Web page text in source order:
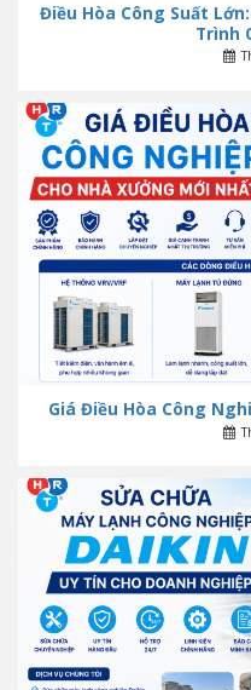
Điều Hòa Công Suất
Trình
Giá Điều Hòa Công